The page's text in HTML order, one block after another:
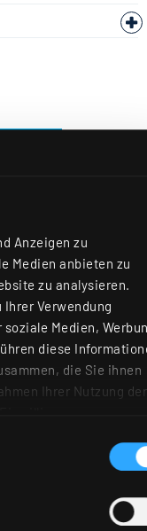
Anzeigen zu
Medien anbieten zu
zu analysieren.
Verwendung
Medien,
diese
die Sie ihnen
Ihrer Nutzung der